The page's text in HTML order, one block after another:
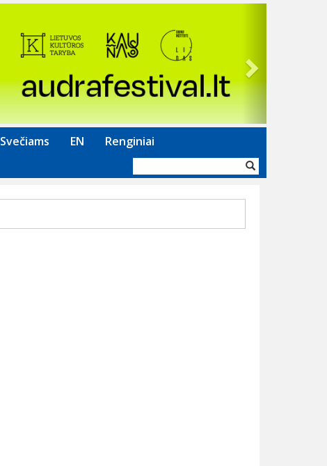
Svečiams EN Renginiai
forma